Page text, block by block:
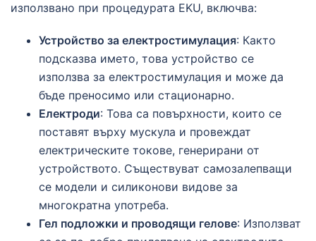
използвано при процедурата EKU, включва:
Устройство за електростимулация: Както
подсказва името, това устройство се
използва за електростимулация и може да
бъде преносимо или стационарно.
Електроди: Това са повърхности, които се
поставят върху мускула и провеждат
електрическите токове, генерирани от
устройството. Съществуват самозалепващи
се модели и силиконови видове за
многократна употреба.
Гел подложки и проводящи гелове: Използват